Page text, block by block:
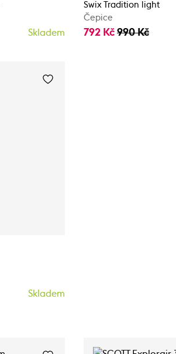
Skladem
Swix Tradition light
Čepice
792 Kč 990 Kč
Skladem